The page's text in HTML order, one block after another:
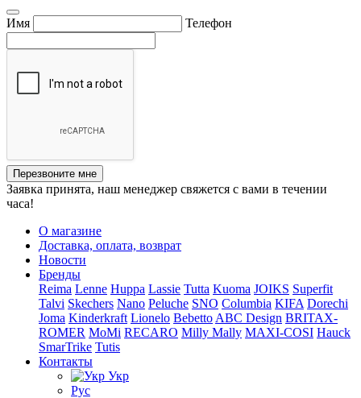
Имя Телефон
Перезвоните мне
Заявка принята, наш менеджер свяжется с вами в течении
часа!
О магазине
Доставка, оплата, возврат
Новости
Бренды
Reima Lenne Huppa Lassie Tutta Kuoma JOIKS Superfit
Talvi Skechers Nano Peluche SNO Columbia KIFA Dorechi
Joma Kinderkraft Lionelo Bebetto ABC Design BRITAX-
ROMER MoMi RECARO Milly Mally MAXI-COSI Hauck
SmarTrike Tutis
Контакты
Укр
Рус